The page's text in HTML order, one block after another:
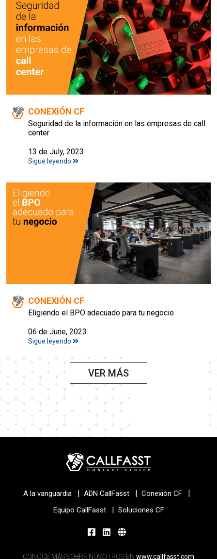
CONEXIÓN CF
Seguridad de la información en las empresas de call
center
13 de July, 2023
Sigue leyendo
CONEXIÓN CF
Eligiendo el BPO adecuado para tu negocio
06 de June, 2023
Sigue leyendo
VER MÁS
A la vanguardia | ADN CallFasst | Conexión CF |
Equipo CallFasst | Soluciones CF
CONOCE MÁS SOBRE NOSOTROS EN www.callfasst.com